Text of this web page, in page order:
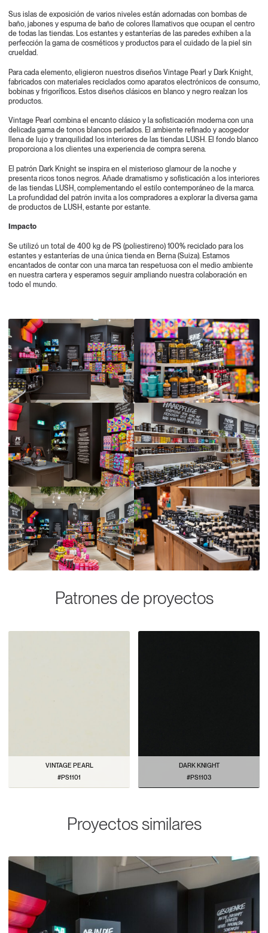
Sus islas de exposición de varios niveles están adornadas con bombas de
baño, jabones y espuma de baño de colores llamativos que ocupan el centro
de todas las tiendas. Los estantes y estanterías de las paredes exhiben a la
perfección la gama de cosméticos y productos para el cuidado de la piel sin
crueldad.
Para cada elemento, eligieron nuestros diseños Vintage Pearl y Dark Knight,
fabricados con materiales reciclados como aparatos electrónicos de consumo,
bobinas y frigoríficos. Estos diseños clásicos en blanco y negro realzan los
productos.
Vintage Pearl combina el encanto clásico y la sofisticación moderna con una
delicada gama de tonos blancos perlados. El ambiente refinado y acogedor
llena de lujo y tranquilidad los interiores de las tiendas LUSH. El fondo blanco
proporciona a los clientes una experiencia de compra serena.
El patrón Dark Knight se inspira en el misterioso glamour de la noche y
presenta ricos tonos negros. Añade dramatismo y sofisticación a los interiores
de las tiendas LUSH, complementando el estilo contemporáneo de la marca.
La profundidad del patrón invita a los compradores a explorar la diversa gama
de productos de LUSH, estante por estante.
Impacto
Se utilizó un total de 400 kg de PS (poliestireno) 100% reciclado para los
estantes y estanterías de una única tienda en Berna (Suiza). Estamos
encantados de contar con una marca tan respetuosa con el medio ambiente
en nuestra cartera y esperamos seguir ampliando nuestra colaboración en
todo el mundo.
Patrones de proyectos
VINTAGE PEARL
#PS1101
DARK KNIGHT
#PS1103
Proyectos similares